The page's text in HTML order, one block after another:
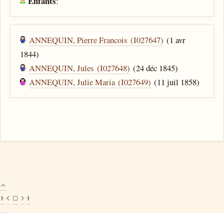
ANNEQUIN, Pierre Francois (I027647) (1 avr
1844)
ANNEQUIN, Jules (I027648) (24 déc 1845)
ANNEQUIN, Julie Maria (I027649) (11 juil 1858)